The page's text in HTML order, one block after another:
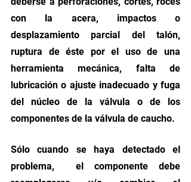
con la acera, impactos o
desplazamiento parcial del talón,
ruptura de éste por el uso de una
herramienta mecánica, falta de
lubricación o ajuste inadecuado y fuga
del núcleo de la válvula o de los
componentes de la válvula de caucho.
Sólo cuando se haya detectado el
problema,  el componente debe